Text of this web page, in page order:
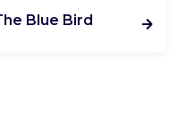
Blue Bird